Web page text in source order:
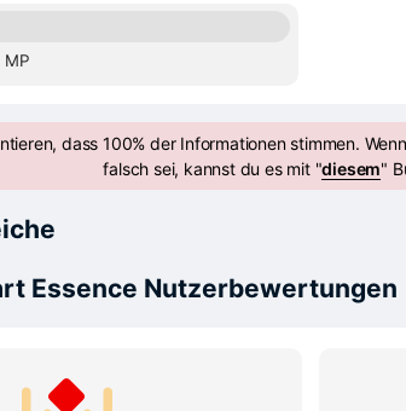
MP
dass 100% der Informationen stimmen.
falsch sei, kannst du es mit "diesem"
Essence Nutzerbewertungen